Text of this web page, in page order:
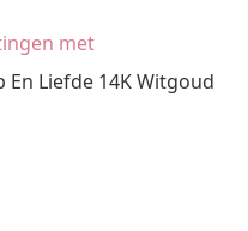
met
Liefde 14K Witgoud